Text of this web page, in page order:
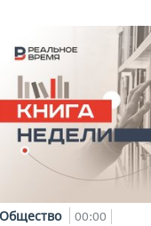
Общество 00:00